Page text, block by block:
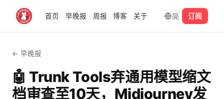
首页 早晚报 周报 博客 关于 简 订阅
← 早晚报
🤖 Trunk Tools弃通用模型缩文
档审查至10天，Midjourney发